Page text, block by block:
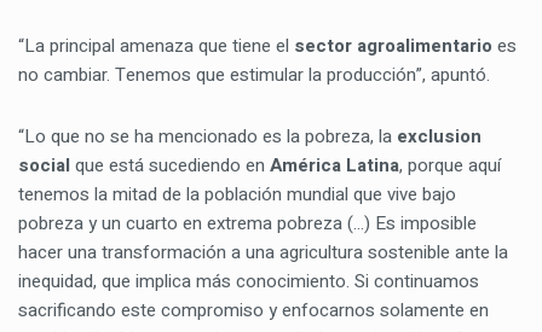
“La principal amenaza que tiene el sector agroalimentario es
no cambiar. Tenemos que estimular la producción”, apuntó.
“Lo que no se ha mencionado es la pobreza, la exclusion
social que está sucediendo en América Latina, porque aquí
tenemos la mitad de la población mundial que vive bajo
pobreza y un cuarto en extrema pobreza (…) Es imposible
hacer una transformación a una agricultura sostenible ante la
inequidad, que implica más conocimiento. Si continuamos
sacrificando este compromiso y enfocarnos solamente en